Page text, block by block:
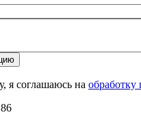
я соглашаюсь на